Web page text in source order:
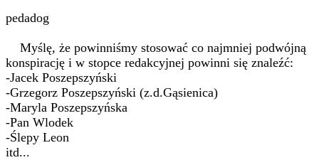
pedadog
Myślę, że powinniśmy stosować co najmniej podwójną
konspirację i w stopce redakcyjnej powinni się znaleźć:
-Jacek Poszepszyński
-Grzegorz Poszepszyński (z.d.Gąsienica)
-Maryla Poszepszyńska
-Pan Wlodek
-Ślepy Leon
itd...